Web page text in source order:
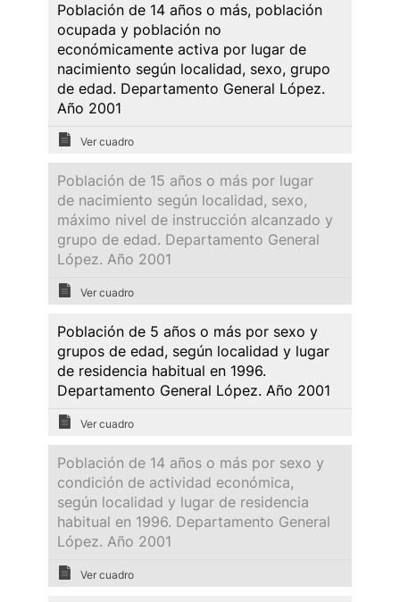
Población de 14 años o más, población
ocupada y población no
económicamente activa por lugar de
nacimiento según localidad, sexo, grupo
de edad. Departamento General López.
Año 2001
Ver cuadro
Población de 15 años o más por lugar
de nacimiento según localidad, sexo,
máximo nivel de instrucción alcanzado y
grupo de edad. Departamento General
López. Año 2001
Ver cuadro
Población de 5 años o más por sexo y
grupos de edad, según localidad y lugar
de residencia habitual en 1996.
Departamento General López. Año 2001
Ver cuadro
Población de 14 años o más por sexo y
condición de actividad económica,
según localidad y lugar de residencia
habitual en 1996. Departamento General
López. Año 2001
Ver cuadro